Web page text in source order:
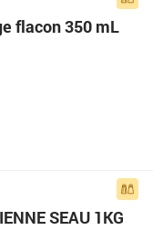
flacon 350 mL
SEAU 1KG